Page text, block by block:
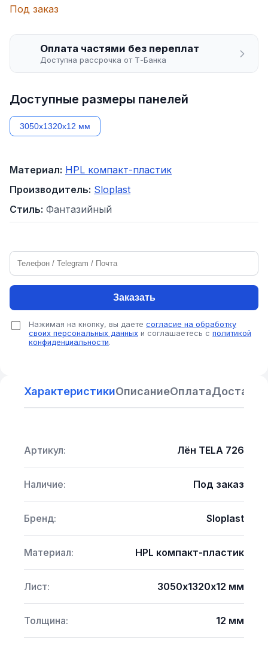
Под заказ
Оплата частями без переплат
Доступна рассрочка от Т-Банка
Доступные размеры панелей
3050х1320х12 мм
Материал: HPL компакт-пластик
Производитель: Sloplast
Стиль: Фантазийный
Заказать
Нажимая на кнопку, вы даете согласие на обработку
своих персональных данных и соглашаетесь с политикой
конфиденциальности.
ХарактеристикиОписаниеОплатаДоставка
Артикул: Лён TELA 726
Наличие: Под заказ
Бренд: Sloplast
Материал: HPL компакт-пластик
Лист: 3050х1320х12 мм
Толщина: 12 мм